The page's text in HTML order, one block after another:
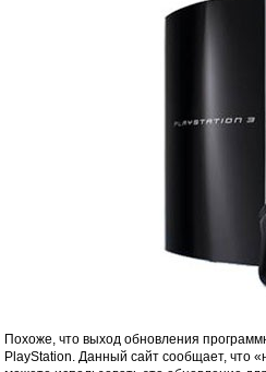
Похоже, что выход обновления
PlayStation. Данный сайт сообщает, что